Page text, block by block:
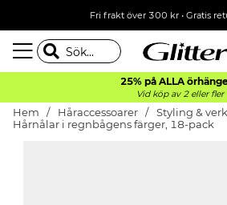
Fri frakt över 300 kr• Gratis
25% på ALLA
Vid köp av 2 eller fler
Hem Håraccessoarer Styling &
Hårnålar i regnbågens färger, 18-pack